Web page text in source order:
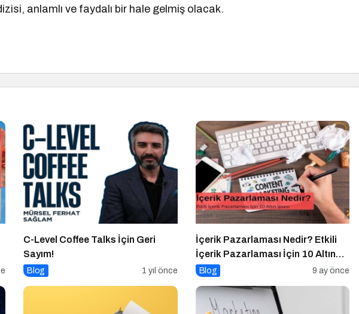
anlamlı ve faydalı bir hale gelmiş olacak.
C-Level Coffee Talks İçin Geri
Sayım!
Blog 1 yıl önce
İçerik Pazarlaması Nedir? Etkili
İçerik Pazarlaması İçin 10 Altın
İpucu
Blog 9 ay önce